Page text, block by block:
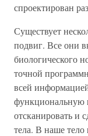
спроектирован
Существует
подвиг. Все они
биологического
точной
всей
функциональную
отсканировать и
тела. В наше тело